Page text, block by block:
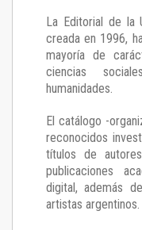
La Editorial de la
creada en 1996,
mayoría de
ciencias
humanidades.
El catálogo -
reconocidos
títulos de
publicaciones
digital, además
artistas argentinos.